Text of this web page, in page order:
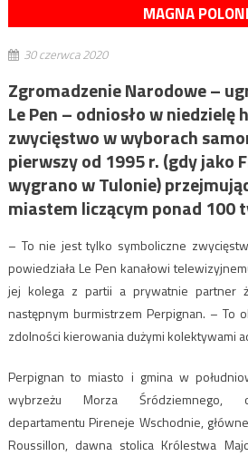
MAGNA
30 czerwca 2020
Zgromadzenie Narodowe –
Le Pen – odniosło w niedzielę
zwycięstwo w wyborach
pierwszy od 1995 r. (gdy jako
wygrano w Tulonie)
miastem liczącym ponad 100
– To nie jest tylko symboliczne
powiedziała Le Pen kanałowi
jej kolega z partii a prywatnie partner
następnym burmistrzem Perpignan. – To
zdolności kierowania dużymi kolektywami
Perpignan to miasto i gmina w
wybrzeżu Morza Śródziemnego,
departamentu Pireneje Wschodnie,
Roussillon, dawna stolica Królestwa